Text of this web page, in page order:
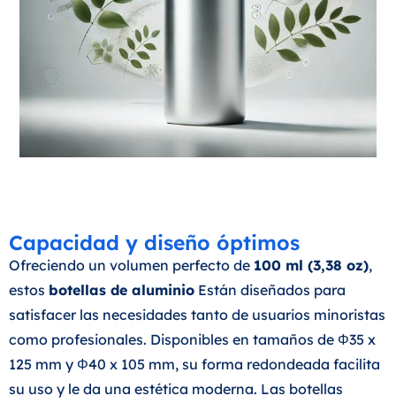
Capacidad y diseño óptimos
Ofreciendo un volumen perfecto de 100 ml (3,38 oz),
estos botellas de aluminio Están diseñados para
satisfacer las necesidades tanto de usuarios minoristas
como profesionales. Disponibles en tamaños de Φ35 x
125 mm y Φ40 x 105 mm, su forma redondeada facilita
su uso y le da una estética moderna. Las botellas